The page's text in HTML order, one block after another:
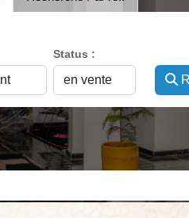
Status :